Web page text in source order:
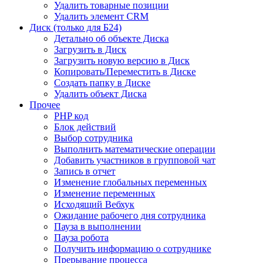
Удалить товарные позиции
Удалить элемент CRM
Диск (только для Б24)
Детально об объекте Диска
Загрузить в Диск
Загрузить новую версию в Диск
Копировать/Переместить в Диске
Создать папку в Диске
Удалить объект Диска
Прочее
PHP код
Блок действий
Выбор сотрудника
Выполнить математические операции
Добавить участников в групповой чат
Запись в отчет
Изменение глобальных переменных
Изменение переменных
Исходящий Вебхук
Ожидание рабочего дня сотрудника
Пауза в выполнении
Пауза робота
Получить информацию о сотруднике
Прерывание процесса